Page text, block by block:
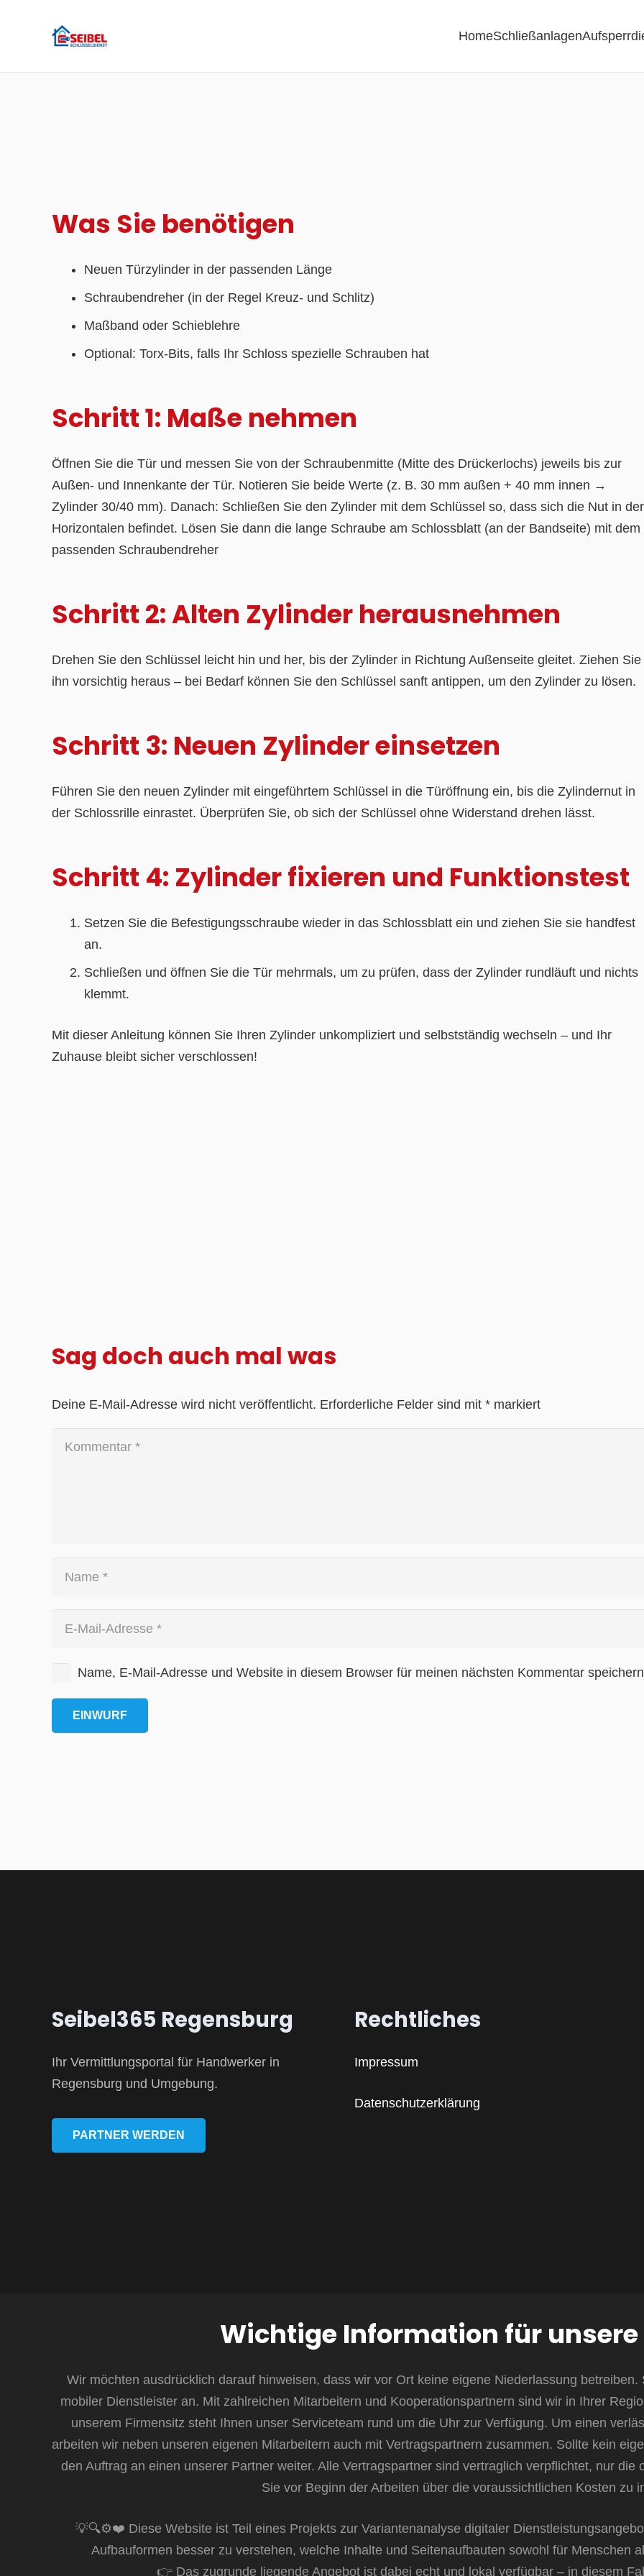
HomeSchließanlagen
Was Sie benötigen
Neuen Türzylinder in der passenden Länge
Schraubendreher (in der Regel Kreuz- und Schlitz)
Maßband oder Schieblehre
Optional: Torx-Bits, falls Ihr Schloss spezielle Schrauben hat
Schritt 1: Maße nehmen
Öffnen Sie die Tür und messen Sie von der Schraubenmitte (Mitte des Drückerlochs) jeweils bis zur
Außen- und Innenkante der Tür. Notieren Sie beide Werte (z. B. 30 mm außen + 40 mm innen →
Zylinder 30/40 mm). Danach: Schließen Sie den Zylinder mit dem Schlüssel so, dass sich die Nut in der
Horizontalen befindet. Lösen Sie dann die lange Schraube am Schlossblatt (an der Bandseite) mit dem
passenden Schraubendreher
Schritt 2: Alten Zylinder herausnehmen
Drehen Sie den Schlüssel leicht hin und her, bis der Zylinder in Richtung Außenseite gleitet. Ziehen Sie
ihn vorsichtig heraus – bei Bedarf können Sie den Schlüssel sanft antippen, um den Zylinder zu lösen.
Schritt 3: Neuen Zylinder einsetzen
Führen Sie den neuen Zylinder mit eingeführtem Schlüssel in die Türöffnung ein, bis die Zylindernut in
der Schlossrille einrastet. Überprüfen Sie, ob sich der Schlüssel ohne Widerstand drehen lässt.
Schritt 4: Zylinder fixieren und Funktionstest
Setzen Sie die Befestigungsschraube wieder in das Schlossblatt ein und ziehen Sie sie handfest
an.
Schließen und öffnen Sie die Tür mehrmals, um zu prüfen, dass der Zylinder rundläuft und nichts
klemmt.
Mit dieser Anleitung können Sie Ihren Zylinder unkompliziert und selbstständig wechseln – und Ihr
Zuhause bleibt sicher verschlossen!
Sag doch auch mal was
Deine E-Mail-Adresse wird nicht veröffentlicht. Erforderliche Felder sind mit * markiert
Name, E-Mail-Adresse und Website in diesem Browser für meinen nächsten Kommentar
EINWURF
Seibel365 Regensburg
Ihr Vermittlungsportal für Handwerker in
Regensburg und Umgebung.
PARTNER WERDEN
Rechtliches
Impressum
Datenschutzerklärung
Wichtige Information für
Wir möchten ausdrücklich darauf hinweisen, dass wir vor Ort keine eigene Niederlassung
mobiler Dienstleister an. Mit zahlreichen Mitarbeitern und Kooperationspartnern sind wir in Ihrer
unserem Firmensitz steht Ihnen unser Serviceteam rund um die Uhr zur Verfügung. Um einen
arbeiten wir neben unseren eigenen Mitarbeitern auch mit Vertragspartnern zusammen. Sollte kein
den Auftrag an einen unserer Partner weiter. Alle Vertragspartner sind vertraglich verpflichtet, nur
Sie vor Beginn der Arbeiten über die voraussichtlichen Kosten zu
💡🔍⚙️❤️ Diese Website ist Teil eines Projekts zur Variantenanalyse digitaler
Aufbauformen besser zu verstehen, welche Inhalte und Seitenaufbauten sowohl für Menschen
👉 Das zugrunde liegende Angebot ist dabei echt und lokal verfügbar – in diesem